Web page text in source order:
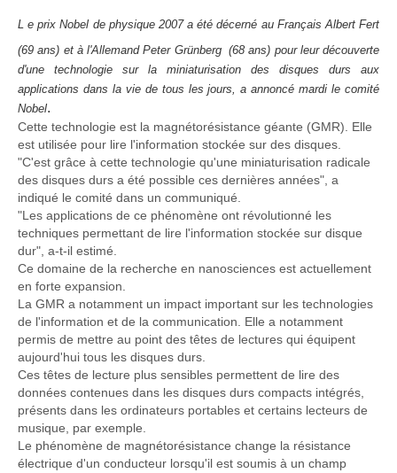
L e prix Nobel de physique 2007 a été décerné au Français Albert Fert
(69 ans) et à l'Allemand Peter Grünberg (68 ans) pour leur découverte
d'une technologie sur la miniaturisation des disques durs aux
applications dans la vie de tous les jours, a annoncé mardi le comité
Nobel.
Cette technologie est la magnétorésistance géante (GMR). Elle
est utilisée pour lire l'information stockée sur des disques.
"C'est grâce à cette technologie qu'une miniaturisation radicale
des disques durs a été possible ces dernières années", a
indiqué le comité dans un communiqué.
"Les applications de ce phénomène ont révolutionné les
techniques permettant de lire l'information stockée sur disque
dur", a-t-il estimé.
Ce domaine de la recherche en nanosciences est actuellement
en forte expansion.
La GMR a notamment un impact important sur les technologies
de l'information et de la communication. Elle a notamment
permis de mettre au point des têtes de lectures qui équipent
aujourd'hui tous les disques durs.
Ces têtes de lecture plus sensibles permettent de lire des
données contenues dans les disques durs compacts intégrés,
présents dans les ordinateurs portables et certains lecteurs de
musique, par exemple.
Le phénomène de magnétorésistance change la résistance
électrique d'un conducteur lorsqu'il est soumis à un champ